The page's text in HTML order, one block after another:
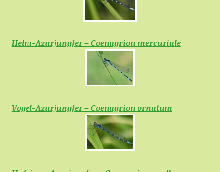
Helm-Azurjungfer – Coenagrion mercuriale
Vogel-Azurjungfer – Coenagrion ornatum